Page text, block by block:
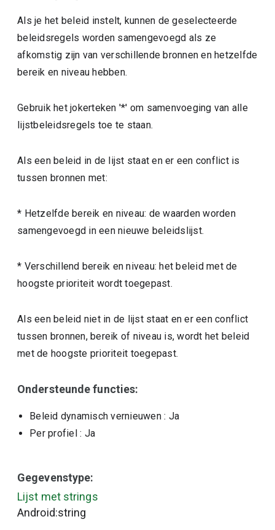
Als je het beleid instelt, kunnen de geselecteerde
beleidsregels worden samengevoegd als ze
afkomstig zijn van verschillende bronnen en hetzelfde
bereik en niveau hebben.
Gebruik het jokerteken '*' om samenvoeging van alle
lijstbeleidsregels toe te staan.
Als een beleid in de lijst staat en er een conflict is
tussen bronnen met:
* Hetzelfde bereik en niveau: de waarden worden
samengevoegd in een nieuwe beleidslijst.
* Verschillend bereik en niveau: het beleid met de
hoogste prioriteit wordt toegepast.
Als een beleid niet in de lijst staat en er een conflict
tussen bronnen, bereik of niveau is, wordt het beleid
met de hoogste prioriteit toegepast.
Ondersteunde functies:
Beleid dynamisch vernieuwen : Ja
Per profiel : Ja
Gegevenstype:
Lijst met strings
Android:string